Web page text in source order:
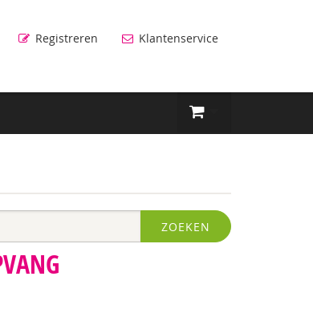
Registreren Klantenservice
ZOEKEN